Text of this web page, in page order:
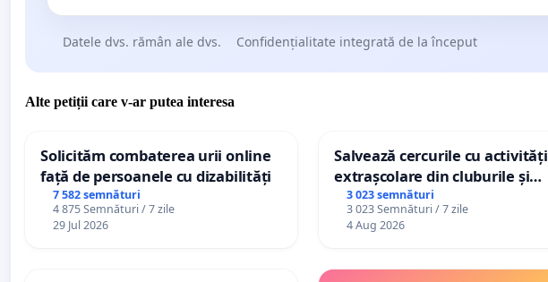
Datele dvs. rămân ale dvs. Confidențialitate integrată de la început
Alte petiții care v-ar putea interesa
Solicităm combaterea urii online
față de persoanele cu dizabilități
7 582 semnături
4 875 Semnături / 7 zile
29 Jul 2026
Salvează cercurile cu activități
extrașcolare din cluburile și
palatele copiilor
3 023 semnături
3 023 Semnături / 7 zile
4 Aug 2026